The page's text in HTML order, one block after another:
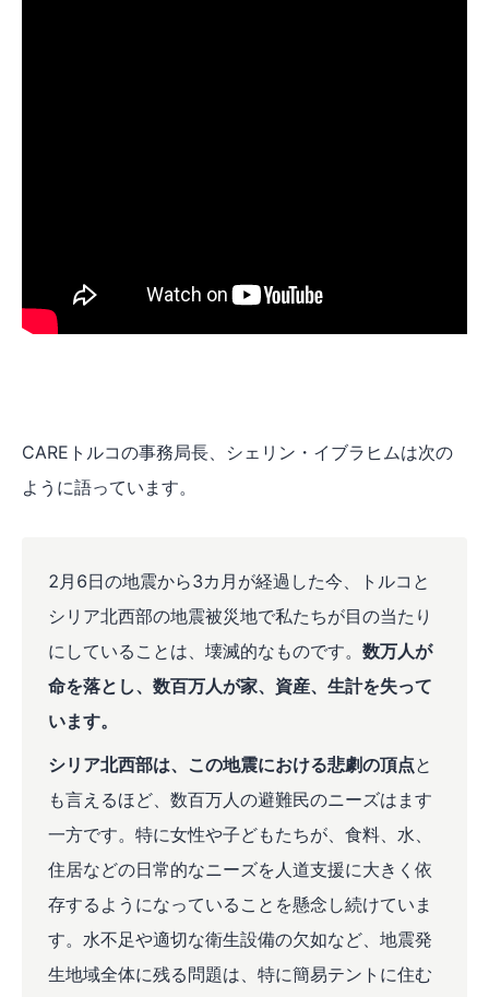
CAREトルコの事務局長、シェリン・イブラヒムは次の
ように語っています。
2月6日の地震から3カ月が経過した今、トルコと
シリア北西部の地震被災地で私たちが目の当たり
にしていることは、壊滅的なものです。 数万人が
命を落とし、数百万人が家、資産、生計を失って
います。
シリア北西部は、この地震における悲劇の頂点と
も言えるほど、数百万人の避難民のニーズはます
一方です。特に女性や子どもたちが、食料、水、
住居などの日常的なニーズを人道支援に大きく依
存するようになっていることを懸念し続けていま
す。水不足や適切な衛生設備の欠如など、地震発
生地域全体に残る問題は、特に簡易テントに住む